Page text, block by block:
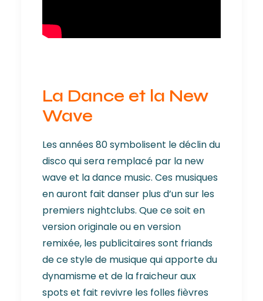
La Dance et la New
Wave
Les années 80 symbolisent le déclin du
disco qui sera remplacé par la new
wave et la dance music. Ces musiques
en auront fait danser plus d’un sur les
premiers nightclubs. Que ce soit en
version originale ou en version
remixée, les publicitaires sont friands
de ce style de musique qui apporte du
dynamisme et de la fraicheur aux
spots et fait revivre les folles fièvres